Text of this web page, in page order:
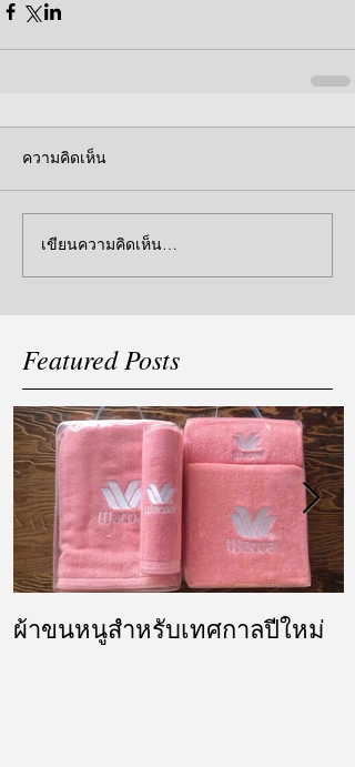
ความคิดเห็น
เขียนความคิดเห็น…
Featured Posts
ผ้าขนหนูสำหรับเทศกาลปีใหม่